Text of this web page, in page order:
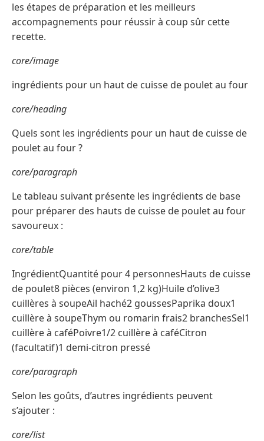
les étapes de préparation et les meilleurs
accompagnements pour réussir à coup sûr cette
recette.
core/image
ingrédients pour un haut de cuisse de poulet au four
core/heading
Quels sont les ingrédients pour un haut de cuisse de
poulet au four ?
core/paragraph
Le tableau suivant présente les ingrédients de base
pour préparer des hauts de cuisse de poulet au four
savoureux :
core/table
IngrédientQuantité pour 4 personnesHauts de cuisse
de poulet8 pièces (environ 1,2 kg)Huile d’olive3
cuillères à soupeAil haché2 goussesPaprika doux1
cuillère à soupeThym ou romarin frais2 branchesSel1
cuillère à caféPoivre1/2 cuillère à caféCitron
(facultatif)1 demi-citron pressé
core/paragraph
Selon les goûts, d’autres ingrédients peuvent
s’ajouter :
core/list